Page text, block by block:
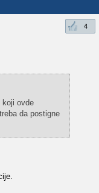
4
koji ovde
da postigne